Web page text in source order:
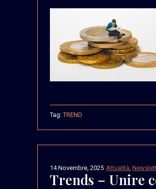
Tag:TREND
Attualità
14 Novembre, 2025
Trends – Unire